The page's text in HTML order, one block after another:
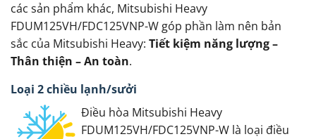
các sản phẩm khác, Mitsubishi Heavy
FDUM125VH/FDC125VNP-W góp phần làm nên bản
sắc của Mitsubishi Heavy: Tiết kiệm năng lượng –
Thân thiện – An toàn.
Loại 2 chiều lạnh/sưởi
Điều hòa Mitsubishi Heavy
FDUM125VH/FDC125VNP-W là loại điều